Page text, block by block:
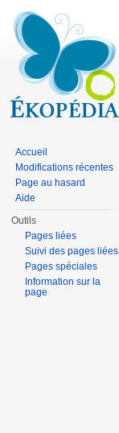
Accueil
Modifications récentes
Page au hasard
Aide
Outils
Pages liées
Suivi des pages liées
Pages spéciales
Information sur la
page